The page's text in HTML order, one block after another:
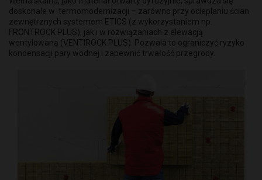
doskonale w termomodernizacji – zarówno przy ocieplaniu ścian
zewnętrznych systemem ETICS (z wykorzystaniem np.
FRONTROCK PLUS), jak i w rozwiązaniach z elewacją
wentylowaną (VENTIROCK PLUS). Pozwala to ograniczyć ryzyko
kondensacji pary wodnej i zapewnić trwałość przegrody.